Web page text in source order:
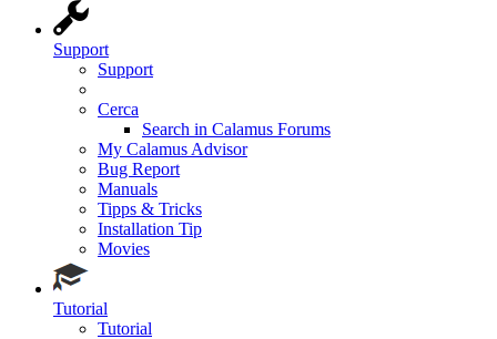
Support
Support
Cerca
Search in Calamus Forums
My Calamus Advisor
Bug Report
Manuals
Tipps & Tricks
Installation Tip
Movies
Tutorial
Tutorial